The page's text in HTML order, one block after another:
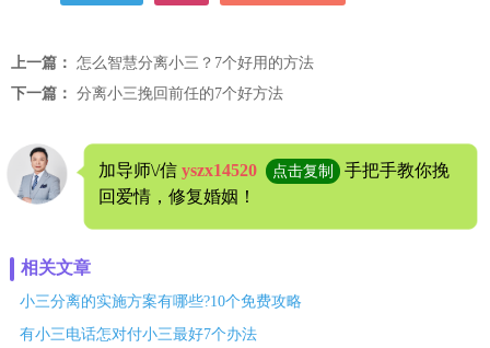
上一篇： 怎么智慧分离小三？7个好用的方法
下一篇： 分离小三挽回前任的7个好方法
加导师\/信 yszx14520 点击复制
手把手教你挽
回爱情，修复婚姻！
相关文章
小三分离的实施方案有哪些?10个免费攻略
有小三电话怎对付小三最好7个办法